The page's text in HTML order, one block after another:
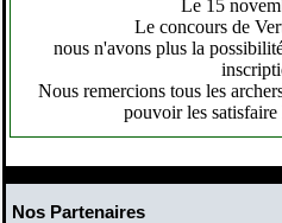
Le 15
Le concours de
nous n'avons plus la
Nous remercions tous les
pouvoir les
Nos Partenaires